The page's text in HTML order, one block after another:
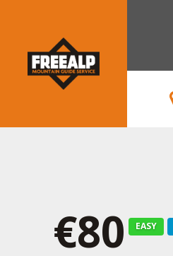
€80 EASY